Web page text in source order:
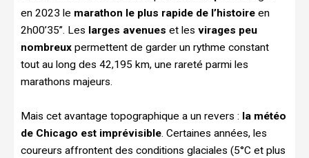
en 2023 le marathon le plus rapide de l’histoire en
2h00’35’’. Les larges avenues et les virages peu
nombreux permettent de garder un rythme constant
tout au long des 42,195 km, une rareté parmi les
marathons majeurs.
Mais cet avantage topographique a un revers : la météo
de Chicago est imprévisible. Certaines années, les
coureurs affrontent des conditions glaciales (5°C et plus